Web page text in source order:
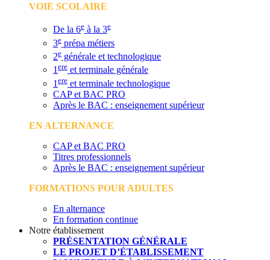
VOIE SCOLAIRE
De la 6e à la 3e
3e prépa métiers
2e générale et technologique
1 ere et terminale générale
1 ere et terminale technologique
CAP et BAC PRO
Après le BAC : enseignement supérieur
EN ALTERNANCE
CAP et BAC PRO
Titres professionnels
Après le BAC : enseignement supérieur
FORMATIONS POUR ADULTES
En alternance
En formation continue
Notre établissement
PRÉSENTATION GÉNÉRALE
LE PROJET D’ÉTABLISSEMENT